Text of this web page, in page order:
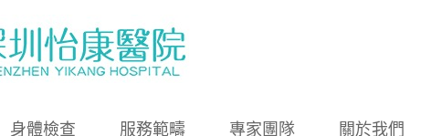
身體檢查 服務範疇 專家團隊 關於我們